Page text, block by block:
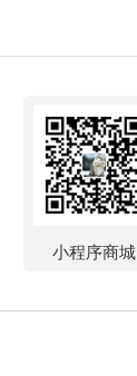
小程序商城